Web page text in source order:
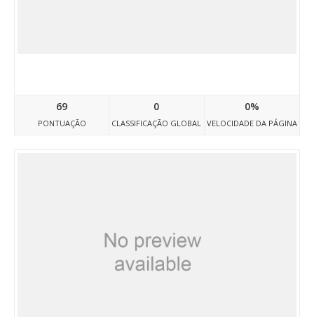
69
PONTUAÇÃO
0
CLASSIFICAÇÃO GLOBAL
0%
VELOCIDADE DA PÁGINA